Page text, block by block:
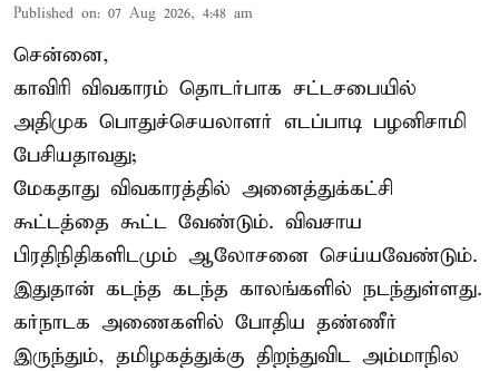
Published on: 07 Aug 2026, 4:48 am
சென்னை,
காவிரி விவகாரம் தொடர்பாக சட்டசபையில்
அதிமுக பொதுச்செயலாளர் எடப்பாடி பழனிசாமி
பேசியதாவது;
மேகதாது விவகாரத்தில் அனைத்துக்கட்சி
கூட்டத்தை கூட்ட வேண்டும். விவசாய
பிரதிநிதிகளிடமும் ஆலோசனை செய்யவேண்டும்.
இதுதான் கடந்த கடந்த காலங்களில் நடந்துள்ளது.
கர்நாடக அணைகளில் போதிய தண்ணீர்
இருந்தும், தமிழகத்துக்கு திறந்துவிட அம்மாநில